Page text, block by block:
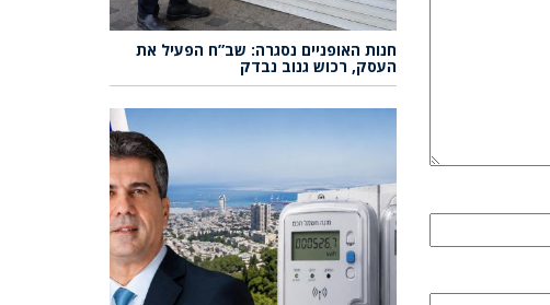
חנות האופניים נסגרה: שב”ח הפעיל את
העסק, רכוש גנוב נבדק